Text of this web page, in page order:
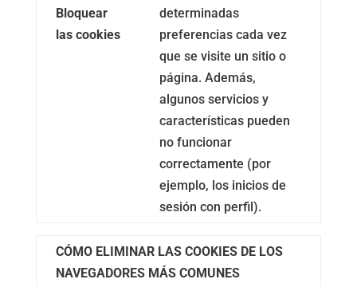
Bloquear
las cookies
determinadas
preferencias cada vez
que se visite un sitio o
página. Además,
algunos servicios y
características pueden
no funcionar
correctamente (por
ejemplo, los inicios de
sesión con perfil).
CÓMO ELIMINAR LAS COOKIES DE LOS
NAVEGADORES MÁS COMUNES